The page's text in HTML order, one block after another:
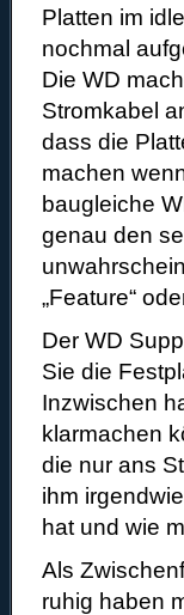
Platten im
nochmal
Die WD
Stromkabel
dass die
machen
baugleiche
genau den
„Feature“
Der WD
Sie die
Inzwischen
klarmachen
die nur ans
ihm
hat und wie
Als
ruhig haben